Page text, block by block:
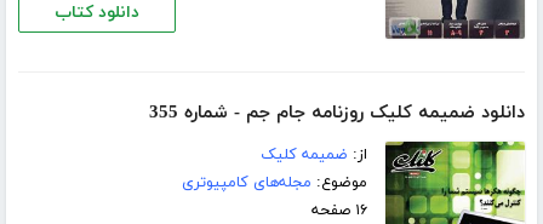
دانلود کتاب
دانلود ضمیمه کلیک روزنامه جام جم - شماره 355
از: ضمیمه کلیک
موضوع: مجله‌های کامپیوتری
۱۶ صفحه